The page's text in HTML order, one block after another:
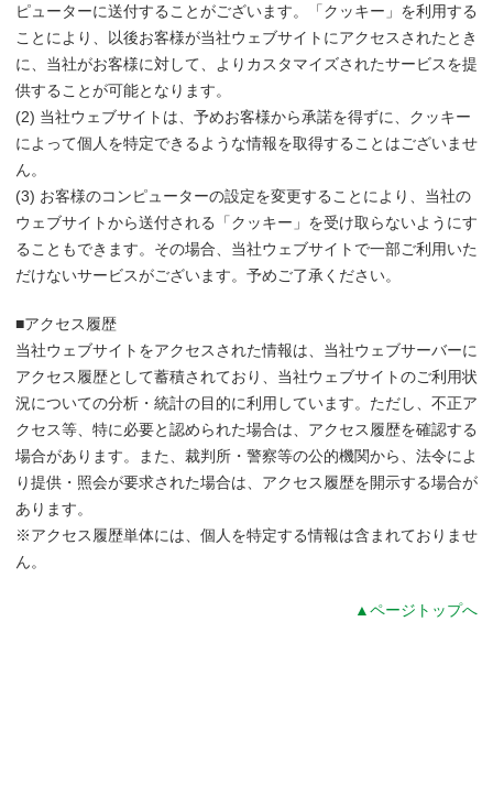
ピューターに送付することがございます。「クッキー」を利用する
ことにより、以後お客様が当社ウェブサイトにアクセスされたとき
に、当社がお客様に対して、よりカスタマイズされたサービスを提
供することが可能となります。
(2) 当社ウェブサイトは、予めお客様から承諾を得ずに、クッキー
によって個人を特定できるような情報を取得することはございませ
ん。
(3) お客様のコンピューターの設定を変更することにより、当社の
ウェブサイトから送付される「クッキー」を受け取らないようにす
ることもできます。その場合、当社ウェブサイトで一部ご利用いた
だけないサービスがございます。予めご了承ください。
■アクセス履歴
当社ウェブサイトをアクセスされた情報は、当社ウェブサーバーに
アクセス履歴として蓄積されており、当社ウェブサイトのご利用状
況についての分析・統計の目的に利用しています。ただし、不正ア
クセス等、特に必要と認められた場合は、アクセス履歴を確認する
場合があります。また、裁判所・警察等の公的機関から、法令によ
り提供・照会が要求された場合は、アクセス履歴を開示する場合が
あります。
※アクセス履歴単体には、個人を特定する情報は含まれておりませ
ん。
▲ページトップへ